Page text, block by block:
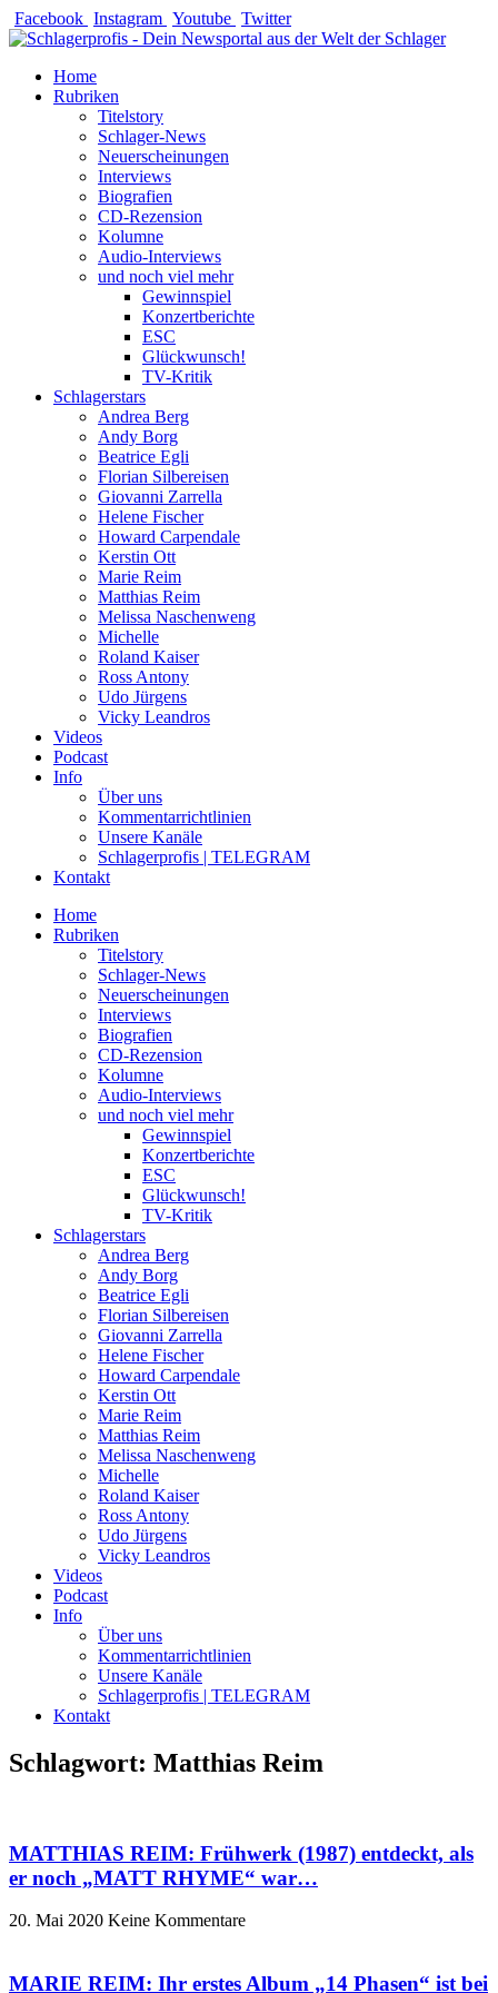
Zum
Inhalt
Facebook Instagram Youtube Twitter
Home
Rubriken
Titelstory
Schlager-News
Neuerscheinungen
Interviews
Biografien
CD-Rezension
Kolumne
Audio-Interviews
und noch viel mehr
Gewinnspiel
Konzertberichte
ESC
Glückwunsch!
TV-Kritik
Schlagerstars
Andrea Berg
Andy Borg
Beatrice Egli
Florian Silbereisen
Giovanni Zarrella
Helene Fischer
Howard Carpendale
Kerstin Ott
Marie Reim
Matthias Reim
Melissa Naschenweng
Michelle
Roland Kaiser
Ross Antony
Udo Jürgens
Vicky Leandros
Videos
Podcast
Info
Über uns
Kommentarrichtlinien
Unsere Kanäle
Schlagerprofis | TELEGRAM
Kontakt
Home
Rubriken
Titelstory
Schlager-News
Neuerscheinungen
Interviews
Biografien
CD-Rezension
Kolumne
Audio-Interviews
und noch viel mehr
Gewinnspiel
Konzertberichte
ESC
Glückwunsch!
TV-Kritik
Schlagerstars
Andrea Berg
Andy Borg
Beatrice Egli
Florian Silbereisen
Giovanni Zarrella
Helene Fischer
Howard Carpendale
Kerstin Ott
Marie Reim
Matthias Reim
Melissa Naschenweng
Michelle
Roland Kaiser
Ross Antony
Udo Jürgens
Vicky Leandros
Videos
Podcast
Info
Über uns
Kommentarrichtlinien
Unsere Kanäle
Schlagerprofis | TELEGRAM
Kontakt
Schlagwort: Matthias Reim
MATTHIAS REIM: Frühwerk (1987) entdeckt, als
er noch „MATT RHYME“ war…
20. Mai 2020 Keine Kommentare
MARIE REIM: Ihr erstes Album „14 Phasen“ ist bei